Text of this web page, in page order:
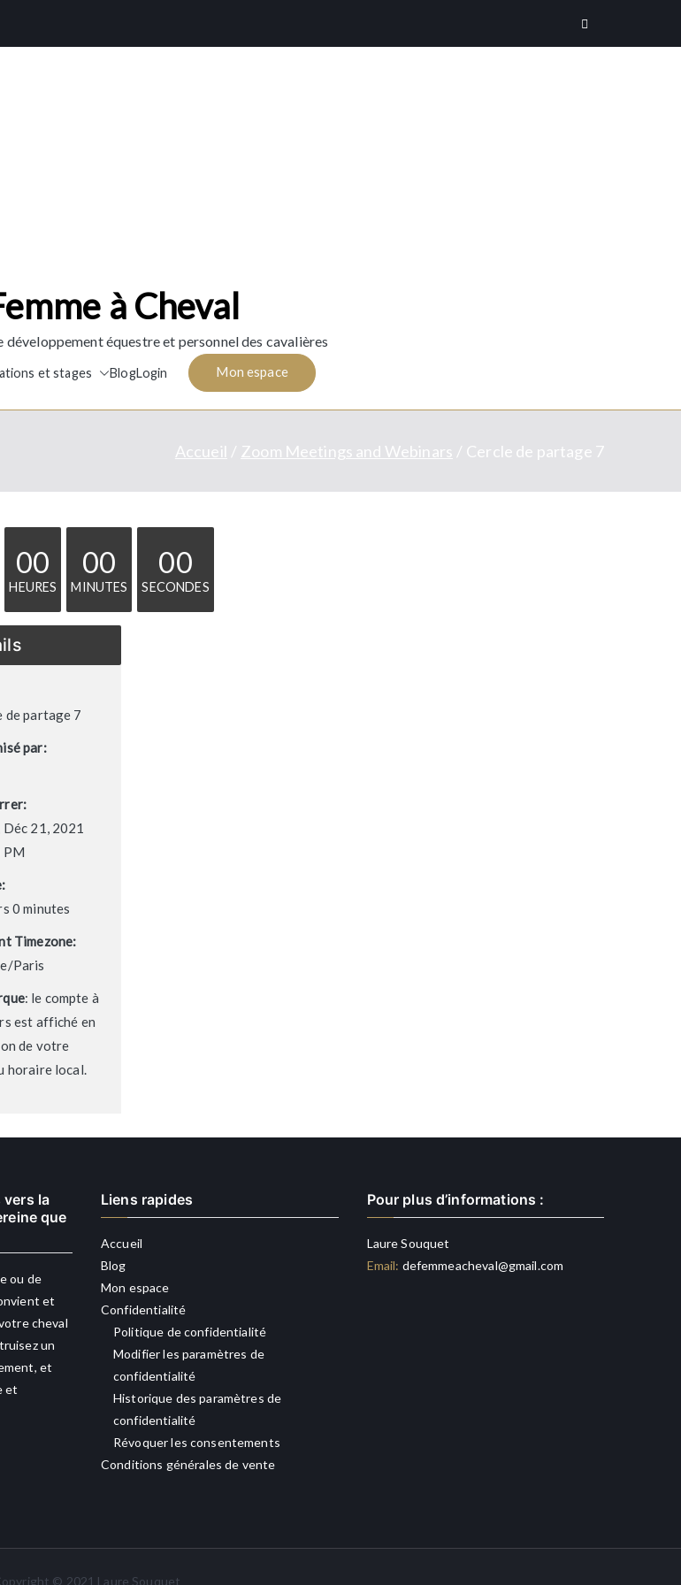
à Cheval
développement équestre et personnel des cavalières
et stages BlogLogin Mon espace
Accueil Zoom Meetings and Webinars Cercle de partage 7
00
HEURES
00
MINUTES
00
SECONDES
de partage 7
par:
Déc 21, 2021
PM
0 minutes
Timezone:
Paris
: le compte à
est affiché en
de votre
horaire local.
vers la
que
ou de
et
cheval
un
et
et
Liens rapides
Accueil
Blog
Mon espace
Confidentialité
Politique de confidentialité
Modifier les paramètres de
confidentialité
Historique des paramètres de
confidentialité
Révoquer les consentements
Conditions générales de vente
Pour plus d’informations :
Laure Souquet
Email: defemmeacheval@gmail.com
© 2021 Laure Souquet